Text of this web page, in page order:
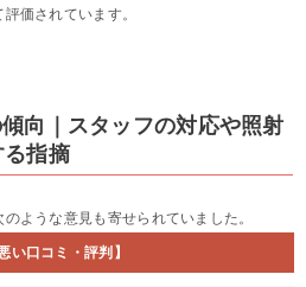
価されています。
向｜スタッフの対応や照射
指摘
ような意見も寄せられていました。
い口コミ・評判】